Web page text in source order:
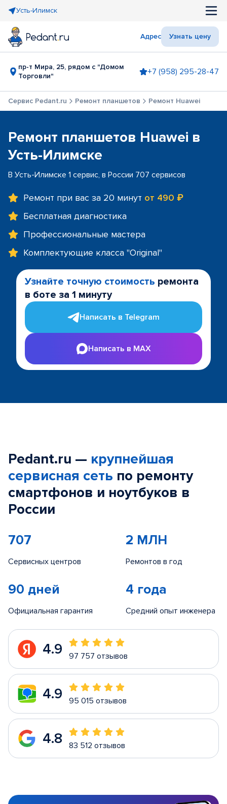
Усть-Илимск
Адрес Узнать цену
пр-т Мира, 25, рядом с "Домом
Торговли"
+7 (958) 295-28-47
Сервис Pedant.ru Ремонт планшетов Ремонт Huawei
Ремонт планшетов Huawei в
Усть-Илимске
В Усть-Илимске 1 сервис, в России 707 сервисов
Ремонт при вас за 20 минут от 490 ₽
Бесплатная диагностика
Профессиональные мастера
Комплектующие класса "Original"
Узнайте точную стоимость ремонта
в боте за 1 минуту
Написать в Telegram
Написать в MAX
Pedant.ru — крупнейшая
сервисная сеть по ремонту
смартфонов и ноутбуков в
России
707
Сервисных центров
2 МЛН
Ремонтов в год
90 дней
Официальная гарантия
4 года
Средний опыт инженера
4.9 97 757 отзывов
4.9 95 015 отзывов
4.8 83 512 отзывов